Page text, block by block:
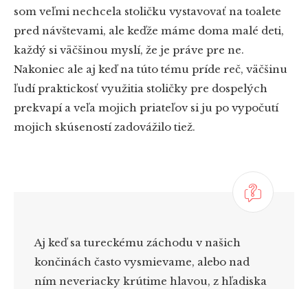
som veľmi nechcela stoličku vystavovať na toalete
pred návštevami, ale keďže máme doma malé deti,
každý si väčšinou myslí, že je práve pre ne.
Nakoniec ale aj keď na túto tému príde reč, väčšinu
ľudí praktickosť využitia stoličky pre dospelých
prekvapí a veľa mojich priateľov si ju po vypočutí
mojich skúseností zadovážilo tiež.
Aj keď sa tureckému záchodu v našich
končinách často vysmievame, alebo nad
ním neveriacky krútime hlavou, z hľadiska